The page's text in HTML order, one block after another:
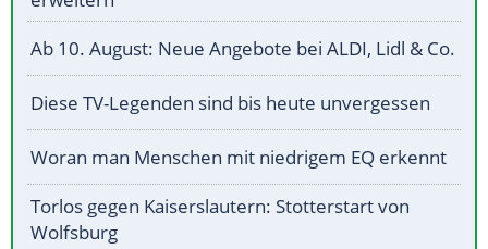
Ab 10. August: Neue Angebote bei ALDI, Lidl & Co.
Diese TV-Legenden sind bis heute unvergessen
Woran man Menschen mit niedrigem EQ erkennt
Torlos gegen Kaiserslautern: Stotterstart von
Wolfsburg